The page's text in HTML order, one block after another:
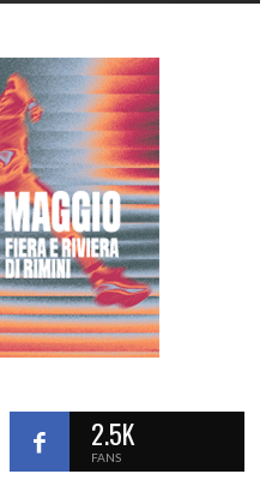
2.5K
FANS